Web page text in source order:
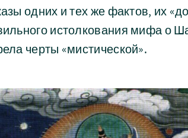
одних и тех же фактов, их
истолкования мифа о
черты «мистической».